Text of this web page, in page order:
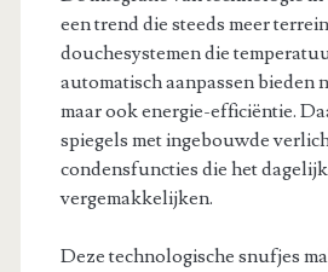
een trend die steeds meer
douchesystemen die
automatisch aanpassen bieden
maar ook energie-efficiëntie.
spiegels met ingebouwde
condensfuncties die het
vergemakkelijken.
Deze technologische snufjes